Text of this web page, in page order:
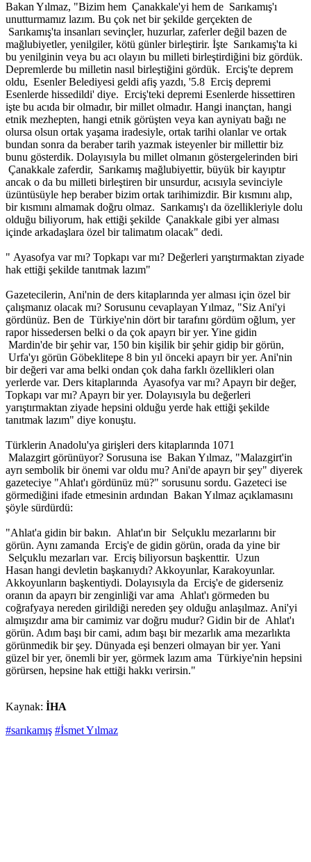
Bakan Yılmaz, "Bizim hem Çanakkale'yi hem de Sarıkamış'ı
unutturmamız lazım. Bu çok net bir şekilde gerçekten de
Sarıkamış'ta insanları sevinçler, huzurlar, zaferler değil bazen de
mağlubiyetler, yenilgiler, kötü günler birleştirir. İşte Sarıkamış'ta ki
bu yenilginin veya bu acı olayın bu milleti birleştirdiğini biz gördük.
Depremlerde bu milletin nasıl birleştiğini gördük. Erciş'te deprem
oldu, Esenler Belediyesi geldi afiş yazdı, '5.8 Erciş depremi
Esenlerde hissedildi' diye. Erciş'teki depremi Esenlerde hissettiren
işte bu acıda bir olmadır, bir millet olmadır. Hangi inançtan, hangi
etnik mezhepten, hangi etnik görüşten veya kan ayniyatı bağı ne
olursa olsun ortak yaşama iradesiyle, ortak tarihi olanlar ve ortak
bundan sonra da beraber tarih yazmak isteyenler bir millettir biz
bunu gösterdik. Dolayısıyla bu millet olmanın göstergelerinden biri
Çanakkale zaferdir, Sarıkamış mağlubiyettir, büyük bir kayıptır
ancak o da bu milleti birleştiren bir unsurdur, acısıyla sevinciyle
üzüntüsüyle hep beraber bizim ortak tarihimizdir. Bir kısmını alıp,
bir kısmını almamak doğru olmaz. Sarıkamış'ı da özellikleriyle dolu
olduğu biliyorum, hak ettiği şekilde Çanakkale gibi yer alması
içinde arkadaşlara özel bir talimatım olacak" dedi.
" Ayasofya var mı? Topkapı var mı? Değerleri yarıştırmaktan ziyade
hak ettiği şekilde tanıtmak lazım"
Gazetecilerin, Ani'nin de ders kitaplarında yer alması için özel bir
çalışmanız olacak mı? Sorusunu cevaplayan Yılmaz, "Siz Ani'yi
gördünüz. Ben de Türkiye'nin dört bir tarafını gördüm oğlum, yer
rapor hissedersen belki o da çok apayrı bir yer. Yine gidin
Mardin'de bir şehir var, 150 bin kişilik bir şehir gidip bir görün,
Urfa'yı görün Göbeklitepe 8 bin yıl önceki apayrı bir yer. Ani'nin
bir değeri var ama belki ondan çok daha farklı özellikleri olan
yerlerde var. Ders kitaplarında Ayasofya var mı? Apayrı bir değer,
Topkapı var mı? Apayrı bir yer. Dolayısıyla bu değerleri
yarıştırmaktan ziyade hepsini olduğu yerde hak ettiği şekilde
tanıtmak lazım" diye konuştu.
Türklerin Anadolu'ya girişleri ders kitaplarında 1071
Malazgirt görünüyor? Sorusuna ise Bakan Yılmaz, "Malazgirt'in
ayrı sembolik bir önemi var oldu mu? Ani'de apayrı bir şey" diyerek
gazeteciye "Ahlat'ı gördünüz mü?" sorusunu sordu. Gazeteci ise
görmediğini ifade etmesinin ardından Bakan Yılmaz açıklamasını
şöyle sürdürdü:
"Ahlat'a gidin bir bakın. Ahlat'ın bir Selçuklu mezarlarını bir
görün. Aynı zamanda Erciş'e de gidin görün, orada da yine bir
Selçuklu mezarları var. Erciş biliyorsun başkenttir. Uzun
Hasan hangi devletin başkanıydı? Akkoyunlar, Karakoyunlar.
Akkoyunların başkentiydi. Dolayısıyla da Erciş'e de giderseniz
oranın da apayrı bir zenginliği var ama Ahlat'ı görmeden bu
coğrafyaya nereden girildiği nereden şey olduğu anlaşılmaz. Ani'yi
almışızdır ama bir camimiz var doğru mudur? Gidin bir de Ahlat'ı
görün. Adım başı bir cami, adım başı bir mezarlık ama mezarlıkta
görünmedik bir şey. Dünyada eşi benzeri olmayan bir yer. Yani
güzel bir yer, önemli bir yer, görmek lazım ama Türkiye'nin hepsini
görürsen, hepsine hak ettiği hakkı verirsin."
Kaynak: İHA
#sarıkamış #İsmet Yılmaz